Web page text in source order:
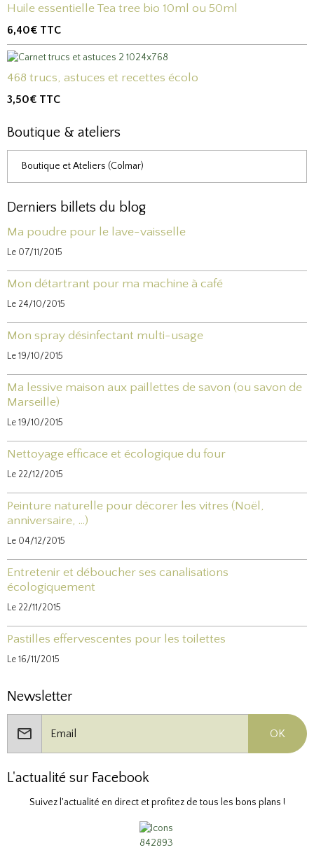
Huile essentielle Tea tree bio 10ml ou 50ml
6,40€ TTC
468 trucs, astuces et recettes écolo
3,50€ TTC
Boutique & ateliers
Boutique et Ateliers (Colmar)
Derniers billets du blog
Ma poudre pour le lave-vaisselle
Le 07/11/2015
Mon détartrant pour ma machine à café
Le 24/10/2015
Mon spray désinfectant multi-usage
Le 19/10/2015
Ma lessive maison aux paillettes de savon (ou savon de
Marseille)
Le 19/10/2015
Nettoyage efficace et écologique du four
Le 22/12/2015
Peinture naturelle pour décorer les vitres (Noël,
anniversaire, ...)
Le 04/12/2015
Entretenir et déboucher ses canalisations
écologiquement
Le 22/11/2015
Pastilles effervescentes pour les toilettes
Le 16/11/2015
Newsletter
OK
L'actualité sur Facebook
Suivez l'actualité en direct et profitez de tous les bons plans !